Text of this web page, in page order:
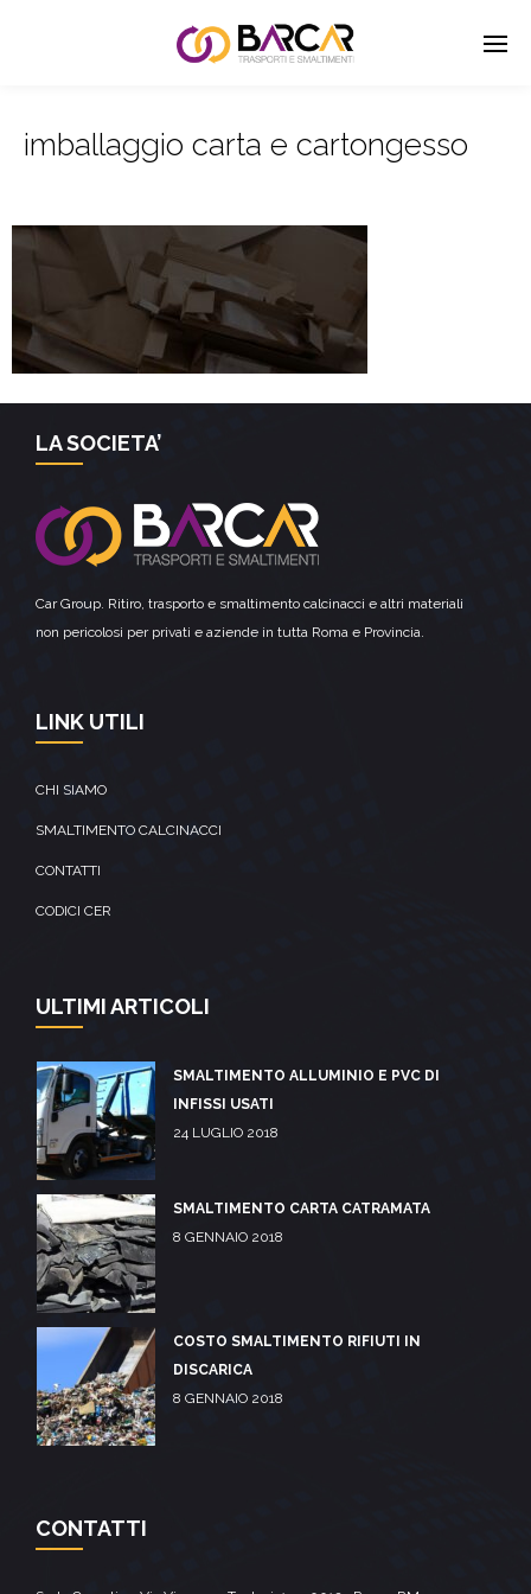
imballaggio carta e cartongesso
LA SOCIETA’
Car Group. Ritiro, trasporto e smaltimento calcinacci e altri materiali
non pericolosi per privati e aziende in tutta Roma e Provincia.
LINK UTILI
CHI SIAMO
SMALTIMENTO CALCINACCI
CONTATTI
CODICI CER
ULTIMI ARTICOLI
SMALTIMENTO ALLUMINIO E PVC DI
INFISSI USATI
24 LUGLIO 2018
SMALTIMENTO CARTA CATRAMATA
8 GENNAIO 2018
COSTO SMALTIMENTO RIFIUTI IN
DISCARICA
8 GENNAIO 2018
CONTATTI